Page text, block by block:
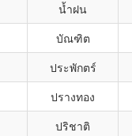
น้ำฝน
บัณฑิต
ประพักตร์
ปรางทอง
ปริชาติ